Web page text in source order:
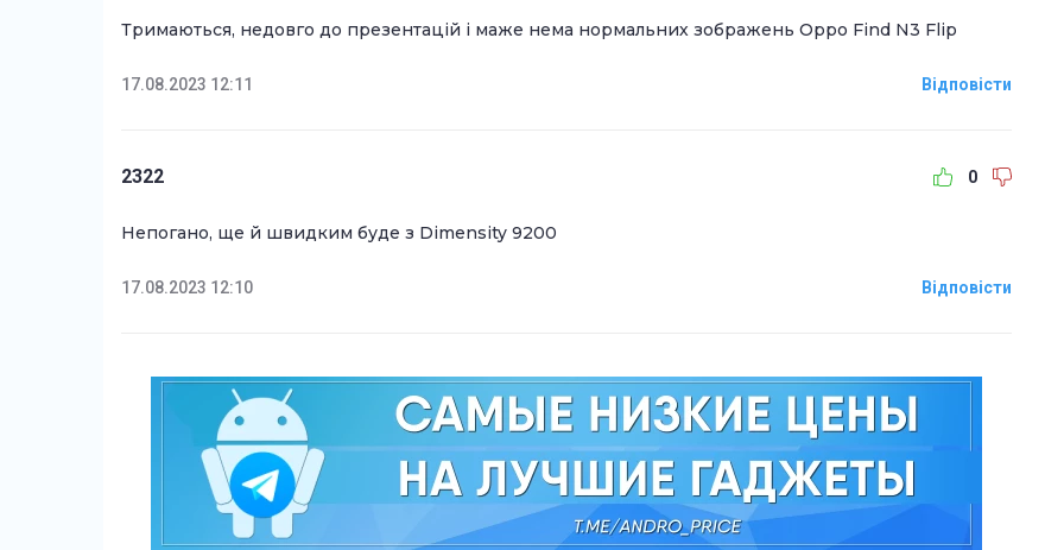
Тримаються, недовго до презентацій і маже нема нормальних зображень Oppo Find N3 Flip
17.08.2023 12:11 Відповісти
2322 0
Непогано, ще й швидким буде з Dimensity 9200
17.08.2023 12:10 Відповісти